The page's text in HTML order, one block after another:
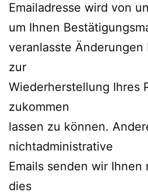
Emailadresse wird von
um Ihnen
veranlasste Änderungen
zur
Wiederherstellung Ihres
zukommen
lassen zu können.
nichtadministrative
Emails senden wir Ihnen
dies